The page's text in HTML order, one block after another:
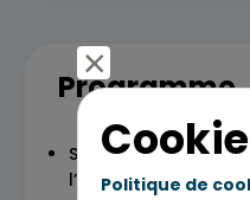
Programme
Savoir identifier son
l’angle de son article
Politique de